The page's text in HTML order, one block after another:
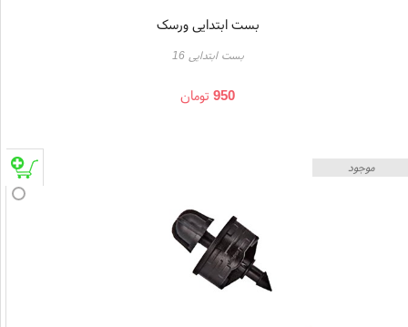
بست ابتدایی ورسک
بست ابتدایی 16
950تومان
موجود